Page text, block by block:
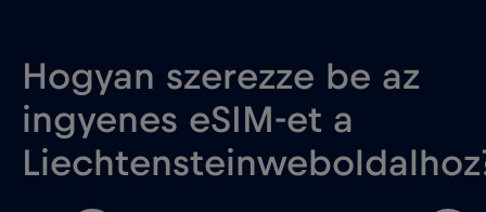
Hogyan szerezze be az
ingyenes eSIM-et a